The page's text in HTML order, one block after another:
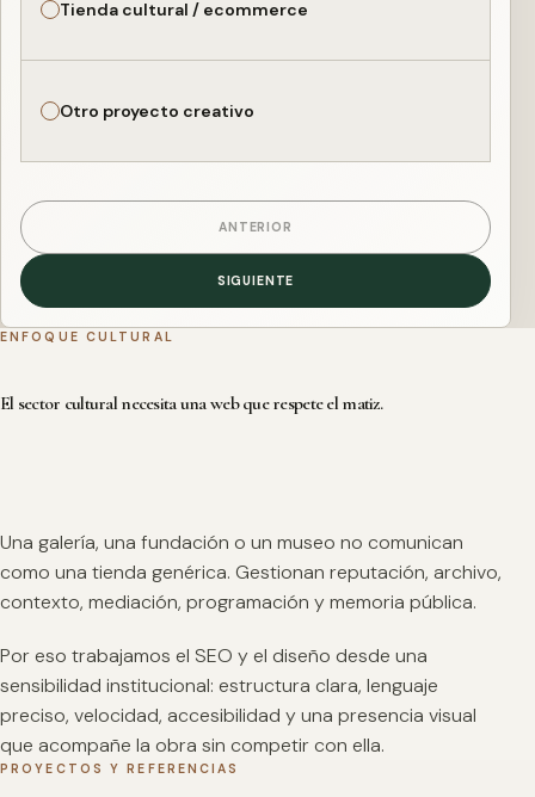
Tienda cultural / ecommerce
Otro proyecto creativo
ANTERIOR
SIGUIENTE
ENFOQUE CULTURAL
El sector cultural necesita una web que respete el matiz.
Una galería, una fundación o un museo no comunican
como una tienda genérica. Gestionan reputación, archivo,
contexto, mediación, programación y memoria pública.
Por eso trabajamos el SEO y el diseño desde una
sensibilidad institucional: estructura clara, lenguaje
preciso, velocidad, accesibilidad y una presencia visual
que acompañe la obra sin competir con ella.
PROYECTOS Y REFERENCIAS